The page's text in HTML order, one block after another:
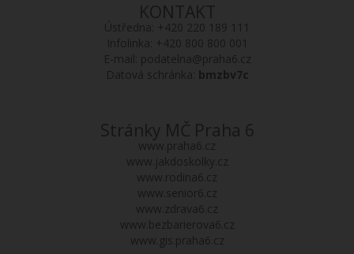
KONTAKT
Ústředna: +420 220 189 111
Infolinka: +420 800 800 001
E-mail: podatelna@praha6.cz
Datová schránka: bmzbv7c
Stránky MČ Praha 6
www.praha6.cz
www.jakdoskolky.cz
www.rodina6.cz
www.senior6.cz
www.zdrava6.cz
www.bezbarierova6.cz
www.gis.praha6.cz